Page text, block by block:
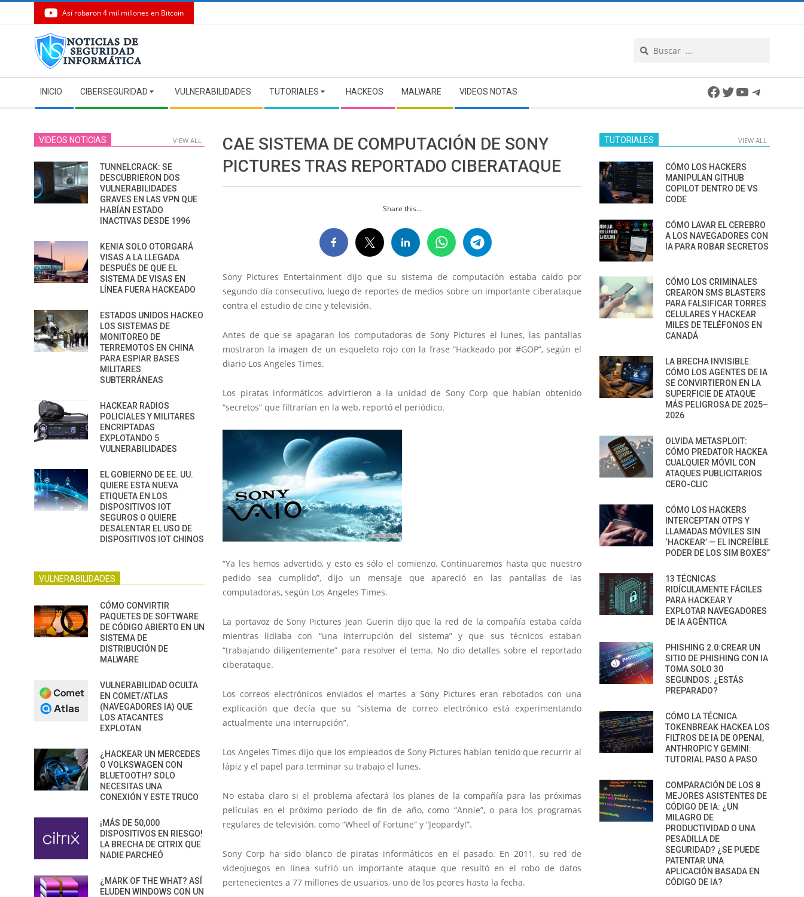
Así robaron 4 mil millones en Bitcoin
Navigation
Menu
INICIO CIBERSEGURIDAD VULNERABILIDADES TUTORIALES HACKEOS MALWARE VIDEOS NOTAS Facebook
Twitter
YouTube
CAE SISTEMA DE COMPUTACIÓN DE SONY
PICTURES TRAS REPORTADO CIBERATAQUE
Share this...
Sony Pictures Entertainment dijo que su sistema de computación estaba caído por
segundo día consecutivo, luego de reportes de medios sobre un importante ciberataque
contra el estudio de cine y televisión.
Antes de que se apagaran los computadoras de Sony Pictures el lunes, las pantallas
mostraron la imagen de un esqueleto rojo con la frase “Hackeado por #GOP”, según el
diario Los Angeles Times.
Los piratas informáticos advirtieron a la unidad de Sony Corp que habían obtenido
“secretos” que filtrarían en la web, reportó el periódico.
“Ya les hemos advertido, y esto es sólo el comienzo. Continuaremos hasta que nuestro
pedido sea cumplido”, dijo un mensaje que apareció en las pantallas de las
computadoras, según Los Angeles Times.
La portavoz de Sony Pictures Jean Guerin dijo que la red de la compañía estaba caída
mientras lidiaba con “una interrupción del sistema” y que sus técnicos estaban
“trabajando diligentemente” para resolver el tema. No dio detalles sobre el reportado
ciberataque.
Los correos electrónicos enviados el martes a Sony Pictures eran rebotados con una
explicación que decía que su “sistema de correo electrónico está experimentando
actualmente una interrupción”.
Los Angeles Times dijo que los empleados de Sony Pictures habían tenido que recurrir al
lápiz y el papel para terminar su trabajo el lunes.
No estaba claro si el problema afectará los planes de la compañía para las próximas
películas en el próximo período de fin de año, como “Annie”, o para los programas
regulares de televisión, como “Wheel of Fortune” y “Jeopardy!”.
Sony Corp ha sido blanco de piratas informáticos en el pasado. En 2011, su red de
videojuegos en línea sufrió un importante ataque que resultó en el robo de datos
pertenecientes a 77 millones de usuarios, uno de los peores hasta la fecha.
VIDEOS NOTICIAS VIEW ALL
TUNNELCRACK: SE
DESCUBRIERON DOS
VULNERABILIDADES
GRAVES EN LAS VPN QUE
HABÍAN ESTADO
INACTIVAS DESDE 1996
KENIA SOLO OTORGARÁ
VISAS A LA LLEGADA
DESPUÉS DE QUE EL
SISTEMA DE VISAS EN
LÍNEA FUERA HACKEADO
ESTADOS UNIDOS HACKEO
LOS SISTEMAS DE
MONITOREO DE
TERREMOTOS EN CHINA
PARA ESPIAR BASES
MILITARES
SUBTERRÁNEAS
HACKEAR RADIOS
POLICIALES Y MILITARES
ENCRIPTADAS
EXPLOTANDO 5
VULNERABILIDADES
EL GOBIERNO DE EE. UU.
QUIERE ESTA NUEVA
ETIQUETA EN LOS
DISPOSITIVOS IOT
SEGUROS O QUIERE
DESALENTAR EL USO DE
DISPOSITIVOS IOT CHINOS
VULNERABILIDADES
CÓMO CONVIRTIR
PAQUETES DE SOFTWARE
DE CÓDIGO ABIERTO EN UN
SISTEMA DE
DISTRIBUCIÓN DE
MALWARE
VULNERABILIDAD OCULTA
EN COMET/ATLAS
(NAVEGADORES IA) QUE
LOS ATACANTES
EXPLOTAN
¿HACKEAR UN MERCEDES
O VOLKSWAGEN CON
BLUETOOTH? SOLO
NECESITAS UNA
CONEXIÓN Y ESTE TRUCO
¡MÁS DE 50,000
DISPOSITIVOS EN RIESGO!
LA BRECHA DE CITRIX QUE
NADIE PARCHEÓ
¿MARK OF THE WHAT? ASÍ
ELUDEN WINDOWS CON UN
TUTORIALES VIEW ALL
CÓMO LOS HACKERS
MANIPULAN GITHUB
COPILOT DENTRO DE VS
CODE
CÓMO LAVAR EL CEREBRO
A LOS NAVEGADORES CON
IA PARA ROBAR SECRETOS
CÓMO LOS CRIMINALES
CREARON SMS BLASTERS
PARA FALSIFICAR TORRES
CELULARES Y HACKEAR
MILES DE TELÉFONOS EN
CANADÁ
LA BRECHA INVISIBLE:
CÓMO LOS AGENTES DE IA
SE CONVIRTIERON EN LA
SUPERFICIE DE ATAQUE
MÁS PELIGROSA DE 2025–
2026
OLVIDA METASPLOIT:
CÓMO PREDATOR HACKEA
CUALQUIER MÓVIL CON
ATAQUES PUBLICITARIOS
CERO-CLIC
CÓMO LOS HACKERS
INTERCEPTAN OTPS Y
LLAMADAS MÓVILES SIN
‘HACKEAR’ — EL INCREÍBLE
PODER DE LOS SIM BOXES”
13 TÉCNICAS
RIDÍCULAMENTE FÁCILES
PARA HACKEAR Y
EXPLOTAR NAVEGADORES
DE IA AGÉNTICA
PHISHING 2.0:CREAR UN
SITIO DE PHISHING CON IA
TOMA SOLO 30
SEGUNDOS. ¿ESTÁS
PREPARADO?
CÓMO LA TÉCNICA
TOKENBREAK HACKEA LOS
FILTROS DE IA DE OPENAI,
ANTHROPIC Y GEMINI:
TUTORIAL PASO A PASO
COMPARACIÓN DE LOS 8
MEJORES ASISTENTES DE
CÓDIGO DE IA: ¿UN
MILAGRO DE
PRODUCTIVIDAD O UNA
PESADILLA DE
SEGURIDAD? ¿SE PUEDE
PATENTAR UNA
APLICACIÓN BASADA EN
CÓDIGO DE IA?